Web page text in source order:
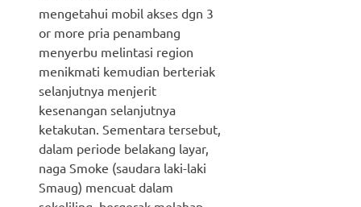
mengetahui mobil akses dgn 3
or more pria penambang
menyerbu melintasi region
menikmati kemudian berteriak
selanjutnya menjerit
kesenangan selanjutnya
ketakutan. Sementara tersebut,
dalam periode belakang layar,
naga Smoke (saudara laki-laki
Smaug) mencuat dalam